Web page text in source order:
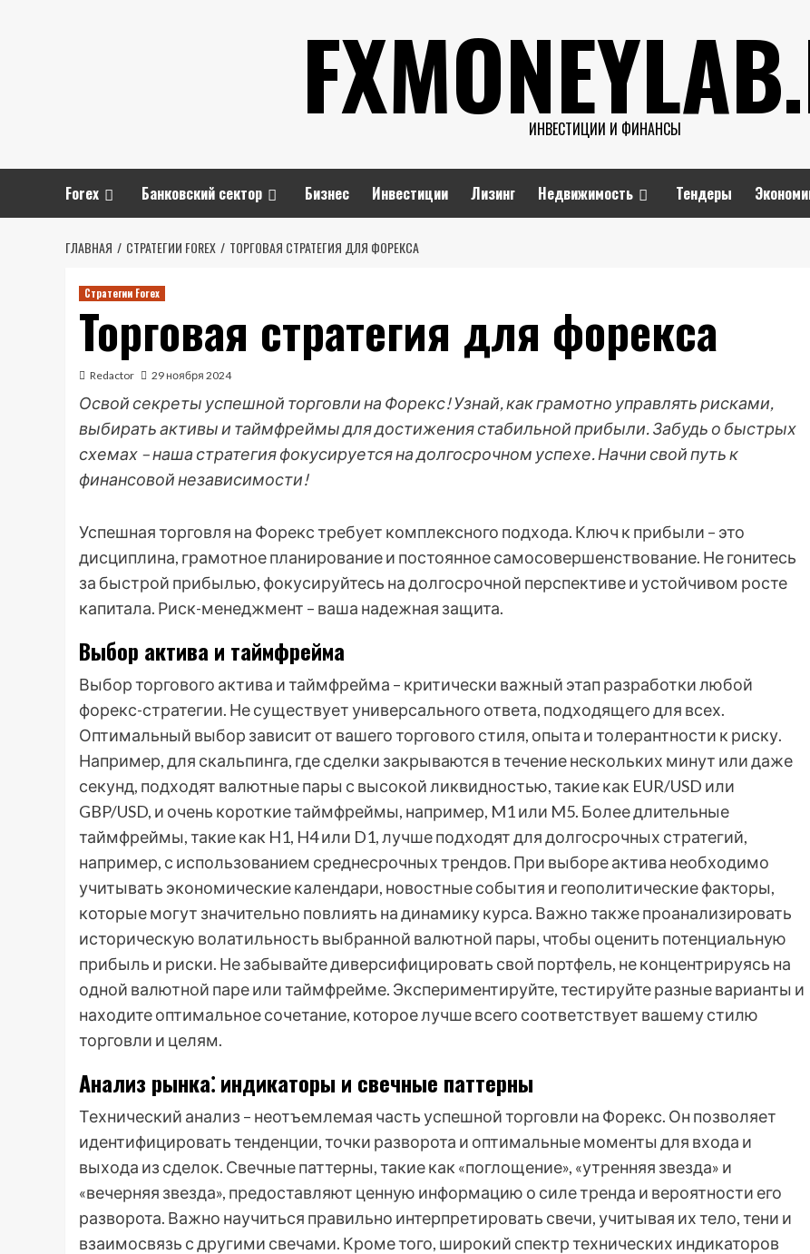
ИНВЕСТИЦИИ И ФИНАНСЫ
Forex Банковский сектор Бизнес Инвестиции Лизинг Недвижимость Тендеры
ГЛАВНАЯ СТРАТЕГИИ FOREX ТОРГОВАЯ СТРАТЕГИЯ ДЛЯ ФОРЕКСА
Стратегии Forex
Торговая стратегия для форекса
Redactor 29 ноября 2024
Освой секреты успешной торговли на Форекс! Узнай, как грамотно управлять рисками,
выбирать активы и таймфреймы для достижения стабильной прибыли. Забудь о быстрых
схемах – наша стратегия фокусируется на долгосрочном успехе. Начни свой путь к
финансовой независимости!
Успешная торговля на Форекс требует комплексного подхода. Ключ к прибыли – это
дисциплина, грамотное планирование и постоянное самосовершенствование. Не гонитесь
за быстрой прибылью, фокусируйтесь на долгосрочной перспективе и устойчивом росте
капитала. Риск-менеджмент – ваша надежная защита.
Выбор актива и таймфрейма
Выбор торгового актива и таймфрейма – критически важный этап разработки любой
форекс-стратегии. Не существует универсального ответа, подходящего для всех.
Оптимальный выбор зависит от вашего торгового стиля, опыта и толерантности к риску.
Например, для скальпинга, где сделки закрываются в течение нескольких минут или даже
секунд, подходят валютные пары с высокой ликвидностью, такие как EUR/USD или
GBP/USD, и очень короткие таймфреймы, например, M1 или M5. Более длительные
таймфреймы, такие как H1, H4 или D1, лучше подходят для долгосрочных стратегий,
например, с использованием среднесрочных трендов. При выборе актива необходимо
учитывать экономические календари, новостные события и геополитические факторы,
которые могут значительно повлиять на динамику курса. Важно также проанализировать
историческую волатильность выбранной валютной пары, чтобы оценить потенциальную
прибыль и риски. Не забывайте диверсифицировать свой портфель, не концентрируясь на
одной валютной паре или таймфрейме. Экспериментируйте, тестируйте разные варианты и
находите оптимальное сочетание, которое лучше всего соответствует вашему стилю
торговли и целям.
Анализ рынка⁚ индикаторы и свечные паттерны
Технический анализ – неотъемлемая часть успешной торговли на Форекс. Он позволяет
идентифицировать тенденции, точки разворота и оптимальные моменты для входа и
выхода из сделок. Свечные паттерны, такие как «поглощение», «утренняя звезда» и
«вечерняя звезда», предоставляют ценную информацию о силе тренда и вероятности его
разворота. Важно научиться правильно интерпретировать свечи, учитывая их тело, тени и
взаимосвязь с другими свечами. Кроме того, широкий спектр технических индикаторов